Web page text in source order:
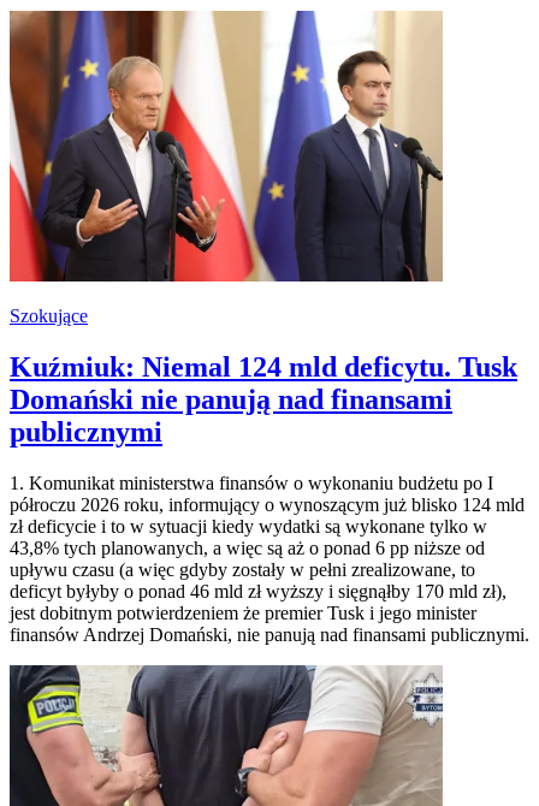
Szokujące
Kuźmiuk: Niemal 124 mld deficytu. Tusk
Domański nie panują nad finansami
publicznymi
1. Komunikat ministerstwa finansów o wykonaniu budżetu po I
półroczu 2026 roku, informujący o wynoszącym już blisko 124 mld
zł deficycie i to w sytuacji kiedy wydatki są wykonane tylko w
43,8% tych planowanych, a więc są aż o ponad 6 pp niższe od
upływu czasu (a więc gdyby zostały w pełni zrealizowane, to
deficyt byłyby o ponad 46 mld zł wyższy i sięgnąłby 170 mld zł),
jest dobitnym potwierdzeniem że premier Tusk i jego minister
finansów Andrzej Domański, nie panują nad finansami publicznymi.